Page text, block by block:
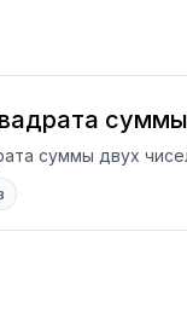
суммы
суммы двух